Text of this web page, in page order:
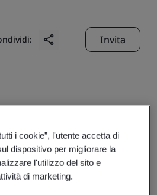
Invita
New
Ltd.
i cookie”, l'utente accetta di
dispositivo per migliorare la
l'utilizzo del sito e
di marketing.